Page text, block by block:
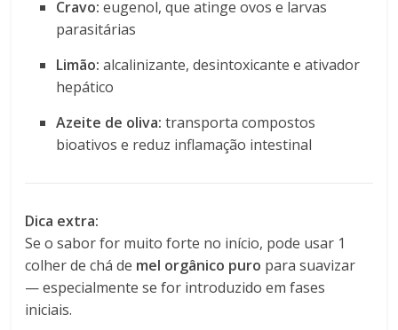
Cravo: eugenol, que atinge ovos e larvas
parasitárias
Limão: alcalinizante, desintoxicante e ativador
hepático
Azeite de oliva: transporta compostos
bioativos e reduz inflamação intestinal
Dica extra:
Se o sabor for muito forte no início, pode usar 1
colher de chá de mel orgânico puro para suavizar
— especialmente se for introduzido em fases
iniciais.